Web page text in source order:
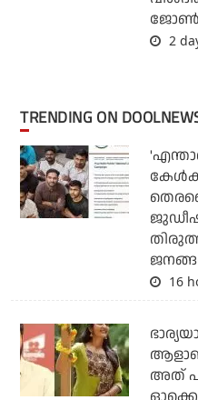
ജോണ്‍
2
TRENDING ON
16
അത്